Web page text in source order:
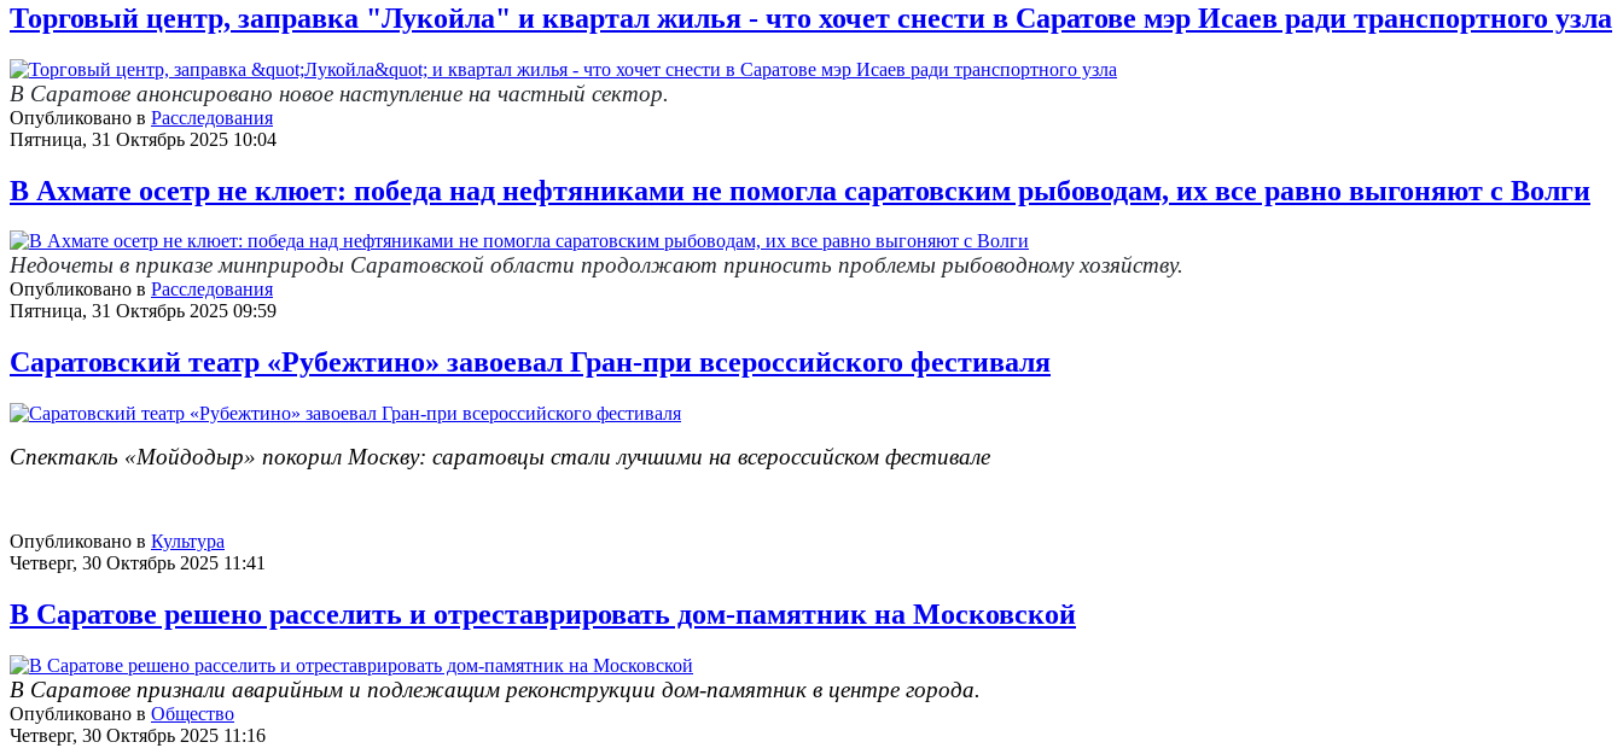
Торговый центр, заправка "Лукойла" и квартал жилья - что хочет снести в Саратове мэр Исаев ради транспортного узла
В Саратове анонсировано новое наступление на частный сектор.
Опубликовано в Расследования
Пятница, 31 Октябрь 2025 10:04
В Ахмате осетр не клюет: победа над нефтяниками не помогла саратовским рыбоводам, их все равно выгоняют с Волги
Недочеты в приказе минприроды Саратовской области продолжают приносить проблемы рыбоводному хозяйству.
Опубликовано в Расследования
Пятница, 31 Октябрь 2025 09:59
Саратовский театр «Рубежтино» завоевал Гран-при всероссийского фестиваля
Спектакль «Мойдодыр» покорил Москву: саратовцы стали лучшими на всероссийском фестивале
Опубликовано в Культура
Четверг, 30 Октябрь 2025 11:41
В Саратове решено расселить и отреставрировать дом-памятник на Московской
В Саратове признали аварийным и подлежащим реконструкции дом-памятник в центре города.
Опубликовано в Общество
Четверг, 30 Октябрь 2025 11:16